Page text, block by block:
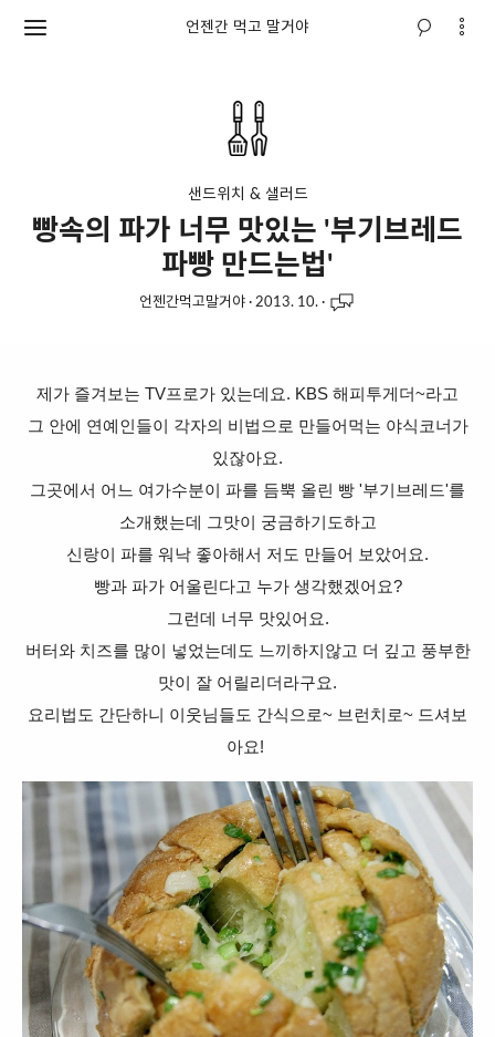
언젠간 먹고 말거야
샌드위치 & 샐러드
빵속의 파가 너무 맛있는 '부기브레드
파빵 만드는법'
언젠간먹고말거야 · 2013. 10. ·
제가 즐겨보는 TV프로가 있는데요. KBS 해피투게더~라고
그 안에 연예인들이 각자의 비법으로 만들어먹는 야식코너가
있잖아요.
그곳에서 어느 여가수분이 파를 듬뿍 올린 빵 '부기브레드'를
소개했는데 그맛이 궁금하기도하고
신랑이 파를 워낙 좋아해서 저도 만들어 보았어요.
빵과 파가 어울린다고 누가 생각했겠어요?
그런데 너무 맛있어요.
버터와 치즈를 많이 넣었는데도 느끼하지않고 더 깊고 풍부한
맛이 잘 어릴리더라구요.
요리법도 간단하니 이웃님들도 간식으로~ 브런치로~ 드셔보
아요!